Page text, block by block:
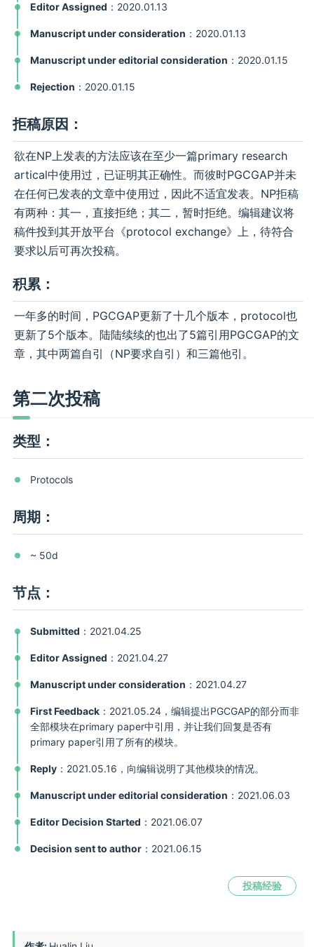
Editor Assigned ：2020.01.13
Manuscript under consideration ：2020.01.13
Manuscript under editorial consideration ：2020.01.15
Rejection ：2020.01.15
拒稿原因：
欲在NP上发表的方法应该在至少一篇primary research
artical中使用过，已证明其正确性。而彼时PGCGAP并未
在任何已发表的文章中使用过，因此不适宜发表。NP拒稿
有两种：其一，直接拒绝；其二，暂时拒绝。编辑建议将
稿件投到其开放平台《protocol exchange》上，待符合
要求以后可再次投稿。
积累：
一年多的时间，PGCGAP更新了十几个版本，protocol也
更新了5个版本。陆陆续续的也出了5篇引用PGCGAP的文
章，其中两篇自引（NP要求自引）和三篇他引。
第二次投稿
类型：
Protocols
周期：
~ 50d
节点：
Submitted ：2021.04.25
Editor Assigned ：2021.04.27
Manuscript under consideration ：2021.04.27
First Feedback ：2021.05.24，编辑提出PGCGAP的部分而非
全部模块在primary paper中引用，并让我们回复是否有
primary paper引用了所有的模块。
Reply ：2021.05.16，向编辑说明了其他模块的情况。
Manuscript under editorial consideration ：2021.06.03
Editor Decision Started ：2021.06.07
Decision sent to author ：2021.06.15
投稿经验